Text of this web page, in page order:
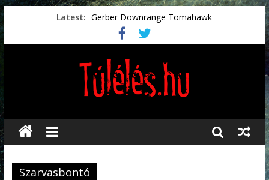
Latest: Gerber Downrange Tomahawk
Vészhelyzeti élelmiszerek
Svéd vészhelyzeti tájékoztató.
Vészhelyzetkezelés
Préselt törlőkendők
Szarvasbontó